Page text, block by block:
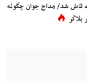
فاش شد/ مداح جوان چگونه